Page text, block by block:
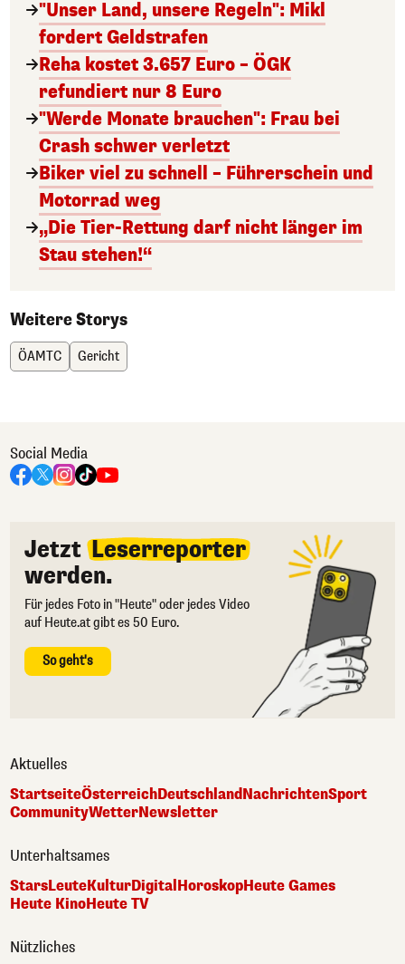
"Unser Land, unsere Regeln": Mikl
fordert Geldstrafen
Reha kostet 3.657 Euro – ÖGK
refundiert nur 8 Euro
"Werde Monate brauchen": Frau bei
Crash schwer verletzt
Biker viel zu schnell – Führerschein und
Motorrad weg
„Die Tier-Rettung darf nicht länger im
Stau stehen!“
Weitere Storys
ÖAMTC Gericht
Social Media
Jetzt Leserreporter
werden.
Für jedes Foto in "Heute" oder jedes Video
auf Heute.at gibt es 50 Euro.
So geht's
Aktuelles
StartseiteÖsterreichDeutschlandNachrichtenSport
CommunityWetterNewsletter
Unterhaltsames
StarsLeuteKulturDigitalHoroskopHeute Games
Heute KinoHeute TV
Nützliches